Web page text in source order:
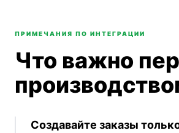
ПРИМЕЧАНИЯ ПО ИНТЕГРАЦИИ
Что важно
Создавайте заказы